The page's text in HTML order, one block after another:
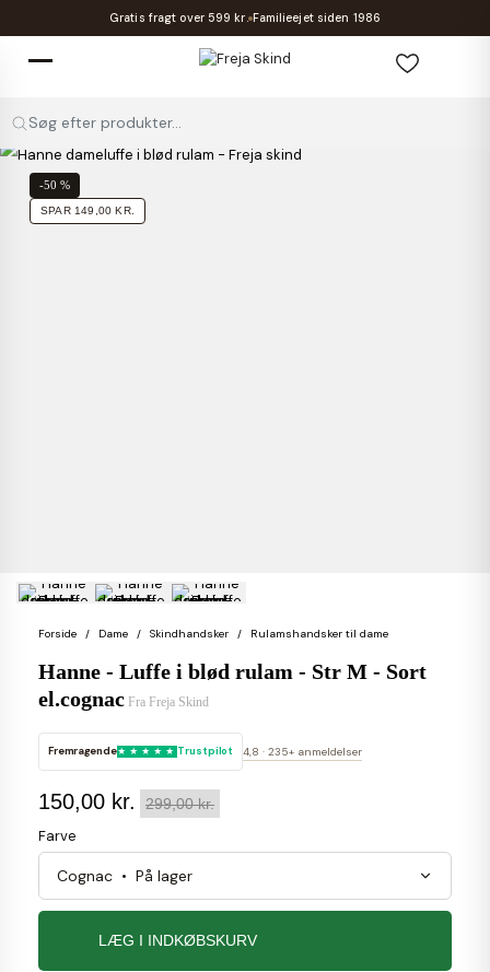
Gratis fragt over 599 kr. Familieejet siden 1986
Søg efter produkter...
-50 %
SPAR 149,00 KR.
Forside Dame Skindhandsker Rulamshandsker til dame
Hanne - Luffe i blød rulam - Str M - Sort
el.cognac Fra Freja Skind
Fremragende Trustpilot 4,8 · 235+ anmeldelser
150,00 kr. 299,00 kr.
Farve
LÆG I INDKØBSKURV